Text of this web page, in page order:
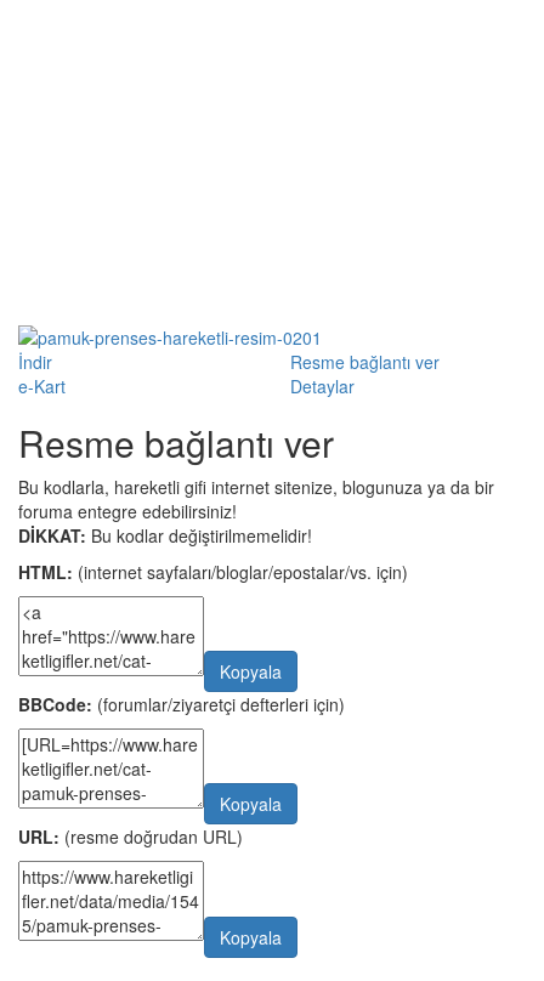
İndir
Resme bağlantı ver
e-Kart
Detaylar
Resme bağlantı ver
Bu kodlarla, hareketli gifi internet sitenize, blogunuza ya da bir
foruma entegre edebilirsiniz!
DİKKAT: Bu kodlar değiştirilmemelidir!
HTML: (internet sayfaları/bloglar/epostalar/vs. için)
Kopyala
BBCode: (forumlar/ziyaretçi defterleri için)
Kopyala
URL: (resme doğrudan URL)
Kopyala